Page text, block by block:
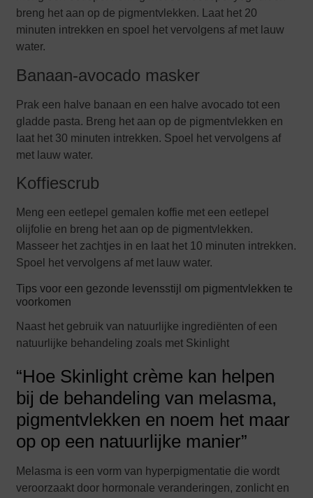
breng het aan op de pigmentvlekken. Laat het 20
minuten intrekken en spoel het vervolgens af met lauw
water.
Banaan-avocado masker
Prak een halve banaan en een halve avocado tot een
gladde pasta. Breng het aan op de pigmentvlekken en
laat het 30 minuten intrekken. Spoel het vervolgens af
met lauw water.
Koffiescrub
Meng een eetlepel gemalen koffie met een eetlepel
olijfolie en breng het aan op de pigmentvlekken.
Masseer het zachtjes in en laat het 10 minuten intrekken.
Spoel het vervolgens af met lauw water.
Tips voor een gezonde levensstijl om pigmentvlekken te
voorkomen
Naast het gebruik van natuurlijke ingrediënten of een
natuurlijke behandeling zoals met Skinlight
“Hoe Skinlight crème kan helpen
bij de behandeling van melasma,
pigmentvlekken en noem het maar
op op een natuurlijke manier”
Melasma is een vorm van hyperpigmentatie die wordt
veroorzaakt door hormonale veranderingen, zonlicht en